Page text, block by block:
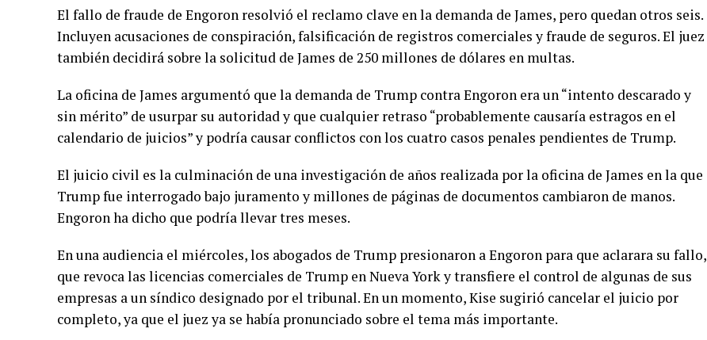
El fallo de fraude de Engoron resolvió el reclamo clave en la demanda de James, pero quedan otros seis.
Incluyen acusaciones de conspiración, falsificación de registros comerciales y fraude de seguros. El juez
también decidirá sobre la solicitud de James de 250 millones de dólares en multas.
La oficina de James argumentó que la demanda de Trump contra Engoron era un “intento descarado y
sin mérito” de usurpar su autoridad y que cualquier retraso “probablemente causaría estragos en el
calendario de juicios” y podría causar conflictos con los cuatro casos penales pendientes de Trump.
El juicio civil es la culminación de una investigación de años realizada por la oficina de James en la que
Trump fue interrogado bajo juramento y millones de páginas de documentos cambiaron de manos.
Engoron ha dicho que podría llevar tres meses.
En una audiencia el miércoles, los abogados de Trump presionaron a Engoron para que aclarara su fallo,
que revoca las licencias comerciales de Trump en Nueva York y transfiere el control de algunas de sus
empresas a un síndico designado por el tribunal. En un momento, Kise sugirió cancelar el juicio por
completo, ya que el juez ya se había pronunciado sobre el tema más importante.